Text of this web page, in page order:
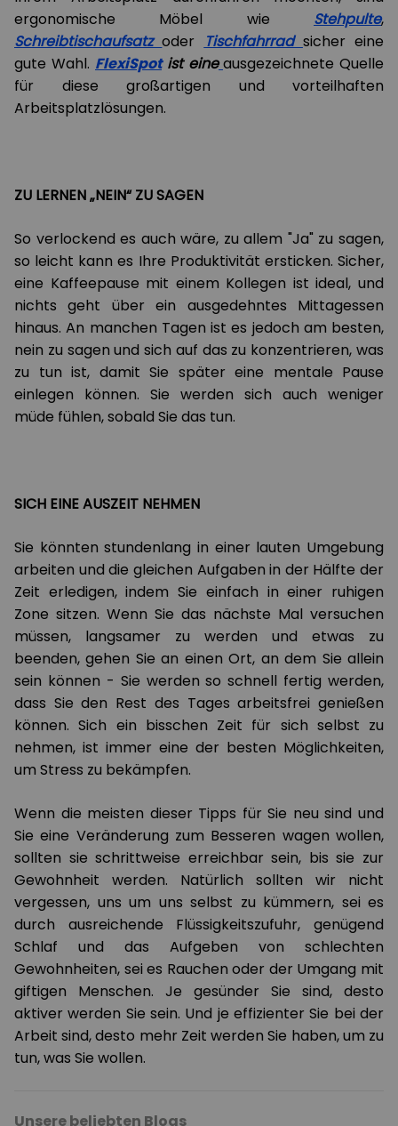
ergonomische Möbel wie Stehpulte,
Schreibtischaufsatzoder Tischfahrrad sicher eine
gute Wahl. FlexiSpotist eine ausgezeichnete Quelle
für diese großartigen und vorteilhaften
Arbeitsplatzlösungen.
ZU LERNEN „NEIN“ ZU SAGEN
So verlockend es auch wäre, zu allem "Ja" zu sagen,
so leicht kann es Ihre Produktivität ersticken. Sicher,
eine Kaffeepause mit einem Kollegen ist ideal, und
nichts geht über ein ausgedehntes Mittagessen
hinaus. An manchen Tagen ist es jedoch am besten,
nein zu sagen und sich auf das zu konzentrieren, was
zu tun ist, damit Sie später eine mentale Pause
einlegen können. Sie werden sich auch weniger
müde fühlen, sobald Sie das tun.
SICH EINE AUSZEIT NEHMEN
Sie könnten stundenlang in einer lauten Umgebung
arbeiten und die gleichen Aufgaben in der Hälfte der
Zeit erledigen, indem Sie einfach in einer ruhigen
Zone sitzen. Wenn Sie das nächste Mal versuchen
müssen, langsamer zu werden und etwas zu
beenden, gehen Sie an einen Ort, an dem Sie allein
sein können - Sie werden so schnell fertig werden,
dass Sie den Rest des Tages arbeitsfrei genießen
können. Sich ein bisschen Zeit für sich selbst zu
nehmen, ist immer eine der besten Möglichkeiten,
um Stress zu bekämpfen.
Wenn die meisten dieser Tipps für Sie neu sind und
Sie eine Veränderung zum Besseren wagen wollen,
sollten sie schrittweise erreichbar sein, bis sie zur
Gewohnheit werden. Natürlich sollten wir nicht
vergessen, uns um uns selbst zu kümmern, sei es
durch ausreichende Flüssigkeitszufuhr, genügend
Schlaf und das Aufgeben von schlechten
Gewohnheiten, sei es Rauchen oder der Umgang mit
giftigen Menschen. Je gesünder Sie sind, desto
aktiver werden Sie sein. Und je effizienter Sie bei der
Arbeit sind, desto mehr Zeit werden Sie haben, um zu
tun, was Sie wollen.
Unsere beliebten Blogs